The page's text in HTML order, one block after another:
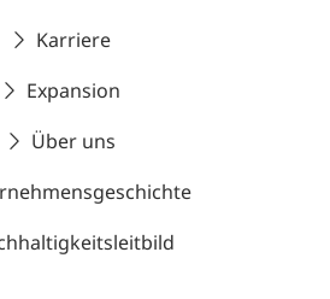
Karriere
Expansion
Über uns